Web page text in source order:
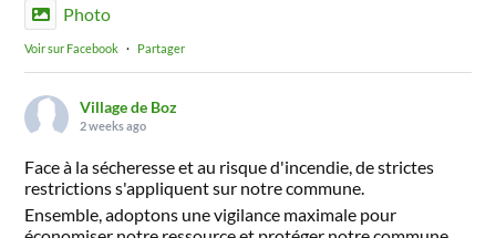
Photo
Voir sur Facebook · Partager
Village de Boz
2 weeks ago
Face à la sécheresse et au risque d'incendie, de strictes
restrictions s'appliquent sur notre commune.
Ensemble, adoptons une vigilance maximale pour